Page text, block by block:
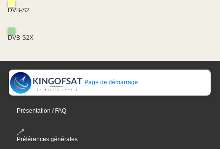
DVB-S2
DVB-S2X
Page de démarrage
Présentation / FAQ
Préférences générales